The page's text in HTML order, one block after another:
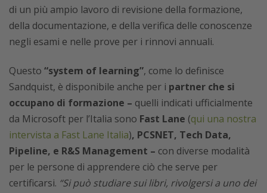
di un più ampio lavoro di revisione della formazione,
della documentazione, e della verifica delle conoscenze
negli esami e nelle prove per i rinnovi annuali.
Questo “system of learning”, come lo definisce
Sandquist, è disponibile anche per i partner che si
occupano di formazione – quelli indicati ufficialmente
da Microsoft per l’Italia sono Fast Lane (qui una nostra
intervista a Fast Lane Italia), PCSNET, Tech Data,
Pipeline, e R&S Management – con diverse modalità
per le persone di apprendere ciò che serve per
certificarsi. “Si può studiare sui libri, rivolgersi a uno dei